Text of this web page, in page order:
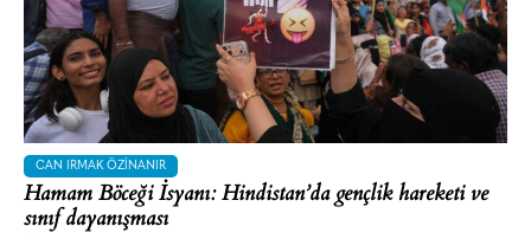
CAN IRMAK ÖZINANIR
Hamam Böceği İsyanı: Hindistan’da gençlik hareketi ve
sınıf dayanışması